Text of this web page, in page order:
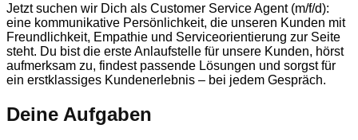
Jetzt suchen wir Dich als Customer Service Agent (m/f/d):
eine kommunikative Persönlichkeit, die unseren Kunden mit
Freundlichkeit, Empathie und Serviceorientierung zur Seite
steht. Du bist die erste Anlaufstelle für unsere Kunden, hörst
aufmerksam zu, findest passende Lösungen und sorgst für
ein erstklassiges Kundenerlebnis – bei jedem Gespräch.
Deine Aufgaben